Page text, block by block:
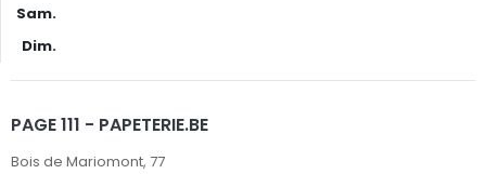
Sam.
Dim.
PAGE 111 - PAPETERIE.BE
Bois de Mariomont, 77